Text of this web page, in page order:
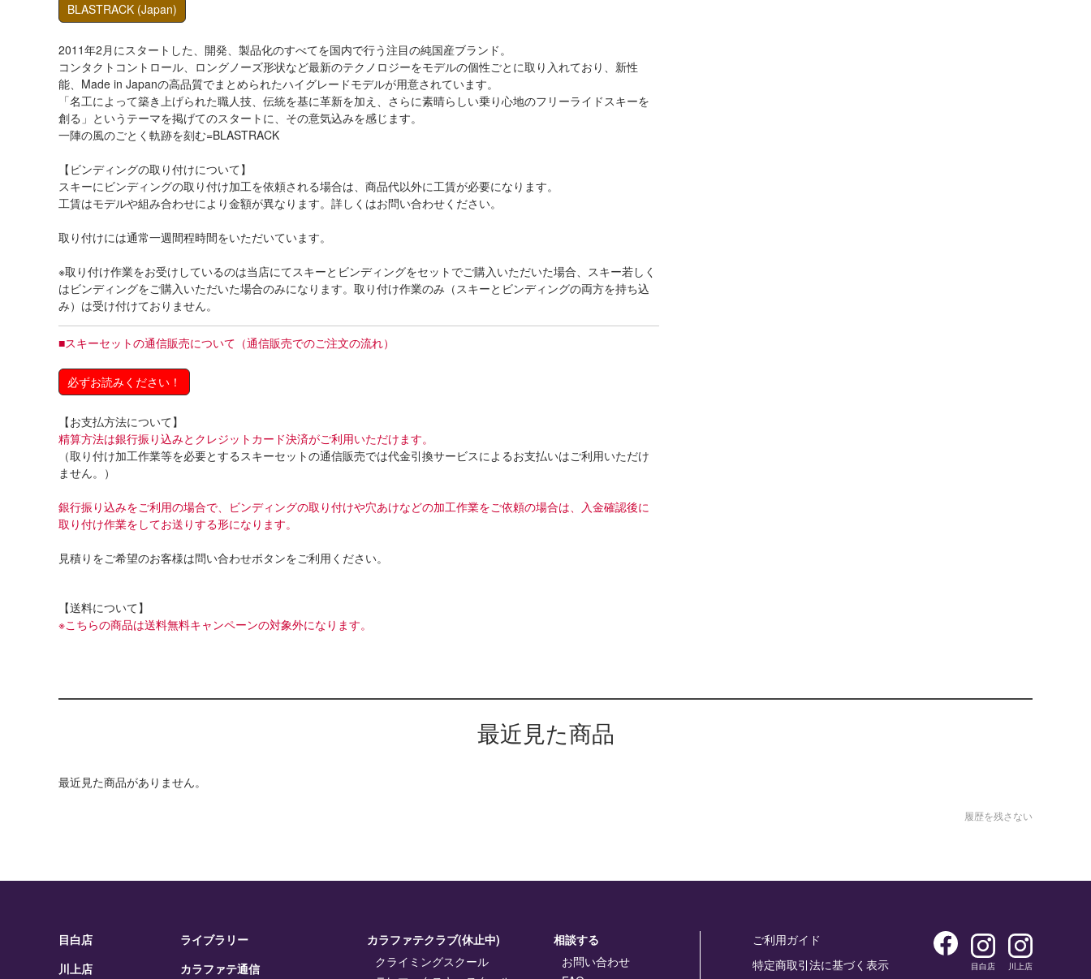
BLASTRACK (Japan)
2011年2月にスタートした、開発、製品化のすべてを国内で行う注目の純国産ブランド。
コンタクトコントロール、ロングノーズ形状など最新のテクノロジーをモデルの個性ごとに取り入れており、新性
能、Made in Japanの高品質でまとめられたハイグレードモデルが用意されています。
「名工によって築き上げられた職人技、伝統を基に革新を加え、さらに素晴らしい乗り心地のフリーライドスキーを
創る」というテーマを掲げてのスタートに、その意気込みを感じます。
一陣の風のごとく軌跡を刻む=BLASTRACK
【ビンディングの取り付けについて】
スキーにビンディングの取り付け加工を依頼される場合は、商品代以外に工賃が必要になります。
工賃はモデルや組み合わせにより金額が異なります。詳しくはお問い合わせください。
取り付けには通常一週間程時間をいただいています。
※取り付け作業をお受けしているのは当店にてスキーとビンディングをセットでご購入いただいた場合、スキー若しく
はビンディングをご購入いただいた場合のみになります。取り付け作業のみ（スキーとビンディングの両方を持ち込
み）は受け付けておりません。
■スキーセットの通信販売について（通信販売でのご注文の流れ）
必ずお読みください！
【お支払方法について】
精算方法は銀行振り込みとクレジットカード決済がご利用いただけます。
（取り付け加工作業等を必要とするスキーセットの通信販売では代金引換サービスによるお支払いはご利用いただけ
ません。）
銀行振り込みをご利用の場合で、ビンディングの取り付けや穴あけなどの加工作業をご依頼の場合は、入金確認後に
取り付け作業をしてお送りする形になります。
見積りをご希望のお客様は問い合わせボタンをご利用ください。
【送料について】
※こちらの商品は送料無料キャンペーンの対象外になります。
最近見た商品
最近見た商品がありません。
履歴を残さない
目白店
川上店
ライブラリー
カラファテ通信
カラファテクラブ(休止中)
クライミングスクール
相談する
お問い合わせ
ご利用ガイド
特定商取引法に基づく表示
目白店 川上店